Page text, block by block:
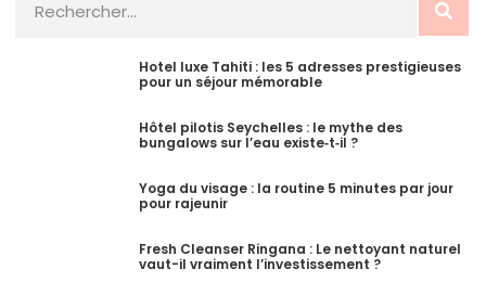
Hotel luxe Tahiti : les 5 adresses prestigieuses
pour un séjour mémorable
Hôtel pilotis Seychelles : le mythe des
bungalows sur l’eau existe‑t‑il ?
Yoga du visage : la routine 5 minutes par jour
pour rajeunir
Fresh Cleanser Ringana : Le nettoyant naturel
vaut-il vraiment l’investissement ?